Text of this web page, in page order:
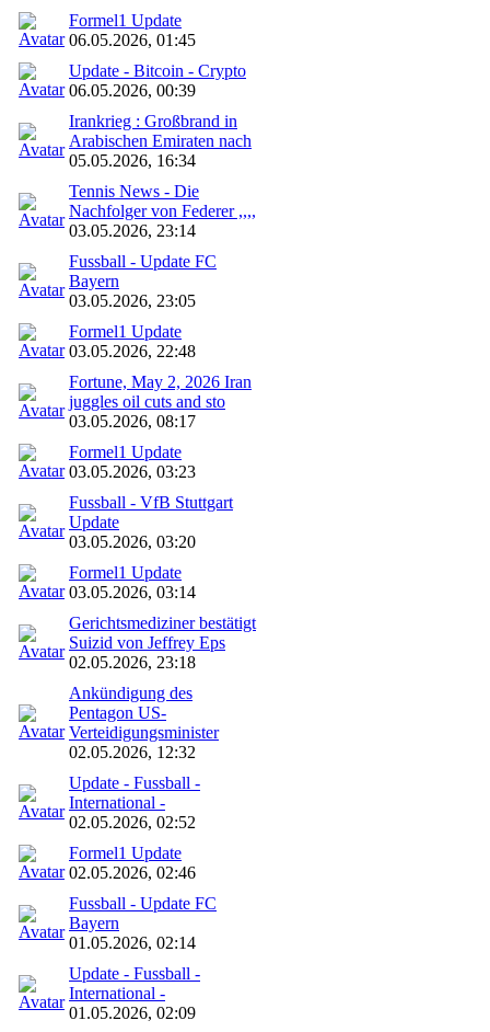
Formel1 Update
06.05.2026, 01:45
Update - Bitcoin - Crypto
06.05.2026, 00:39
Irankrieg : Großbrand in
Arabischen Emiraten nach
05.05.2026, 16:34
Tennis News - Die
Nachfolger von Federer ,,,,
03.05.2026, 23:14
Fussball - Update FC
Bayern
03.05.2026, 23:05
Formel1 Update
03.05.2026, 22:48
Fortune, May 2, 2026 Iran
juggles oil cuts and sto
03.05.2026, 08:17
Formel1 Update
03.05.2026, 03:23
Fussball - VfB Stuttgart
Update
03.05.2026, 03:20
Formel1 Update
03.05.2026, 03:14
Gerichtsmediziner bestätigt
Suizid von Jeffrey Eps
02.05.2026, 23:18
Ankündigung des
Pentagon US-
Verteidigungsminister
02.05.2026, 12:32
Update - Fussball -
International -
02.05.2026, 02:52
Formel1 Update
02.05.2026, 02:46
Fussball - Update FC
Bayern
01.05.2026, 02:14
Update - Fussball -
International -
01.05.2026, 02:09